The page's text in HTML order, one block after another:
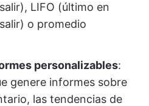
LIFO (último en
o promedio
personalizables:
genere informes sobre
las tendencias de